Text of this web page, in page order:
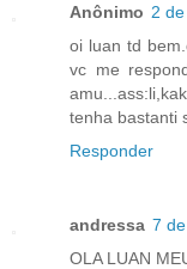
Anônimo 2
oi luan td
vc me
tenha bastanti
Responder
andressa 7
OLA LUAN